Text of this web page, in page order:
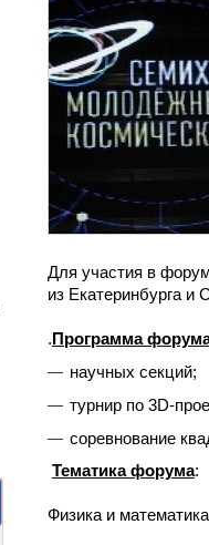
Для участия в
из Екатеринбурга и
.Программа
научных секций;
турнир по 3D-
соревнование
Тематика форума:
Физика и математика